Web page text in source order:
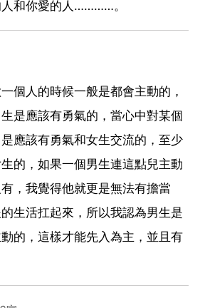
和你愛的人…………。
個人的時候一般是都會主動的，
是應該有勇氣的，當心中對某個
應該有勇氣和女生交流的，至少
的，如果一個男生連這點兒主動
，我覺得他就更是無法有擔當
生活扛起來，所以我認為男生是
的，這樣才能先入為主，並且有